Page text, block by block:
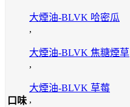
口味
大煙油-BLVK 哈密瓜
,
大煙油-BLVK 焦糖煙草
,
大煙油-BLVK 草莓
,